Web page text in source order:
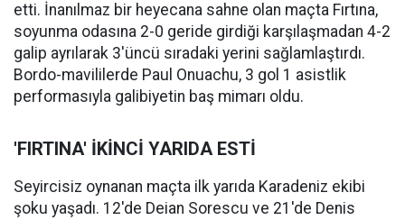
etti. İnanılmaz bir heyecana sahne olan maçta Fırtına,
soyunma odasına 2-0 geride girdiği karşılaşmadan 4-2
galip ayrılarak 3'üncü sıradaki yerini sağlamlaştırdı.
Bordo-mavililerde Paul Onuachu, 3 gol 1 asistlik
performasıyla galibiyetin baş mimarı oldu.
'FIRTINA' İKİNCİ YARIDA ESTİ
Seyircisiz oynanan maçta ilk yarıda Karadeniz ekibi
şoku yaşadı. 12'de Deian Sorescu ve 21'de Denis